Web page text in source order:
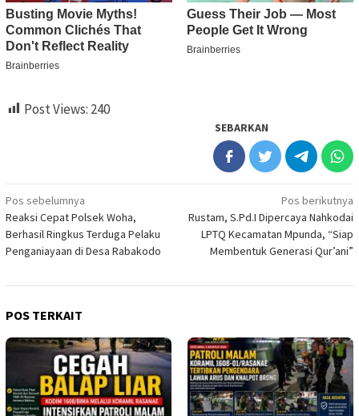
Post Views: 240
SEBARKAN
Navigasi
pos
Pos sebelumnya
Reaksi Cepat Polsek Woha,
Berhasil Ringkus Terduga Pelaku
Penganiayaan di Desa Rabakodo
Pos berikutnya
Rustam, S.Pd.I Dipercaya Nahkodai
LPTQ Kecamatan Mpunda, “Siap
Membentuk Generasi Qur’ani”
POS TERKAIT